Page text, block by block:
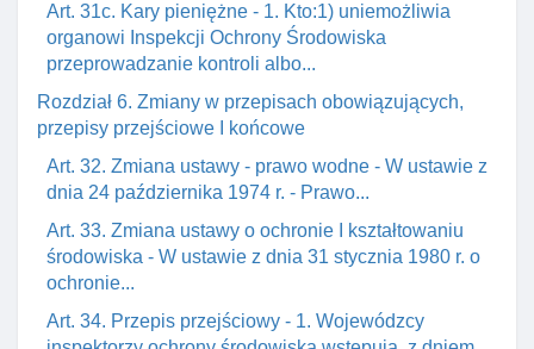
Art. 31c. Kary pieniężne - 1. Kto:1) uniemożliwia
organowi Inspekcji Ochrony Środowiska
przeprowadzanie kontroli albo...
Rozdział 6. Zmiany w przepisach obowiązujących,
przepisy przejściowe I końcowe
Art. 32. Zmiana ustawy - prawo wodne - W ustawie z
dnia 24 października 1974 r. - Prawo...
Art. 33. Zmiana ustawy o ochronie I kształtowaniu
środowiska - W ustawie z dnia 31 stycznia 1980 r. o
ochronie...
Art. 34. Przepis przejściowy - 1. Wojewódzcy